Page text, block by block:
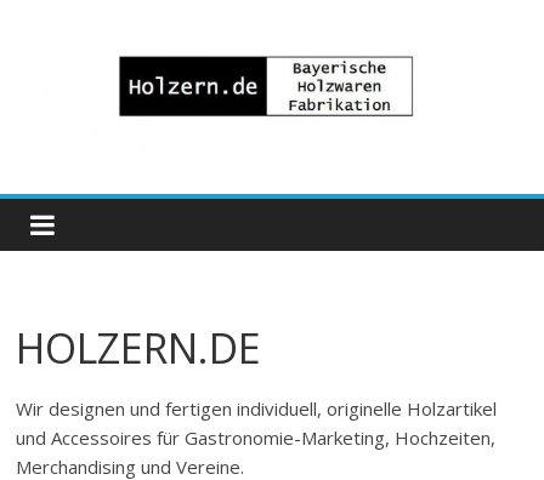
Bayrische
Holzwaren
Fabrikation
HOLZERN.DE
Wir designen und fertigen individuell, originelle Holzartikel
und Accessoires für Gastronomie-Marketing, Hochzeiten,
Merchandising und Vereine.